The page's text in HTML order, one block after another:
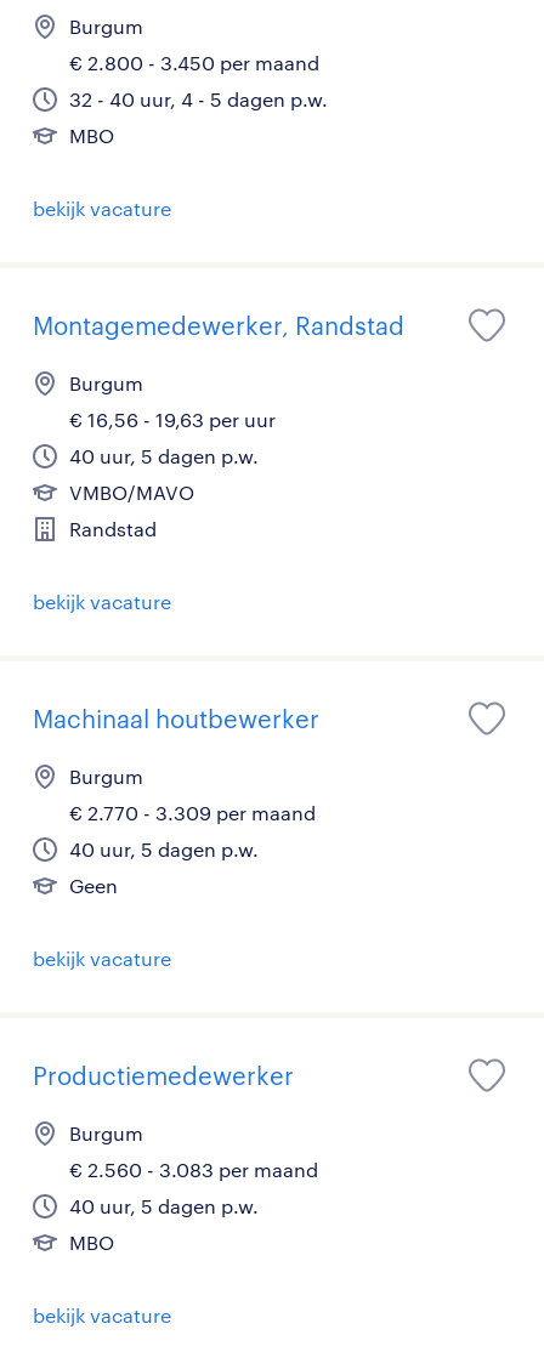
Burgum
€ 2.800 - 3.450 per maand
32 - 40 uur, 4 - 5 dagen p.w.
MBO
bekijk vacature
Montagemedewerker, Randstad
Burgum
€ 16,56 - 19,63 per uur
40 uur, 5 dagen p.w.
VMBO/MAVO
Randstad
bekijk vacature
Machinaal houtbewerker
Burgum
€ 2.770 - 3.309 per maand
40 uur, 5 dagen p.w.
Geen
bekijk vacature
Productiemedewerker
Burgum
€ 2.560 - 3.083 per maand
40 uur, 5 dagen p.w.
MBO
bekijk vacature